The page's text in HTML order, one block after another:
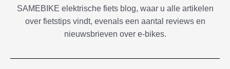
SAMEBIKE elektrische fiets blog, waar u alle artikelen
over fietstips vindt, evenals een aantal reviews en
nieuwsbrieven over e-bikes.